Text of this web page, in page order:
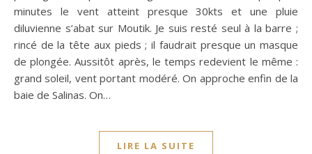
minutes le vent atteint presque 30kts et une pluie
diluvienne s’abat sur Moutik. Je suis resté seul à la barre ;
rincé de la tête aux pieds ; il faudrait presque un masque
de plongée. Aussitôt après, le temps redevient le même :
grand soleil, vent portant modéré. On approche enfin de la
baie de Salinas. On…
LIRE LA SUITE